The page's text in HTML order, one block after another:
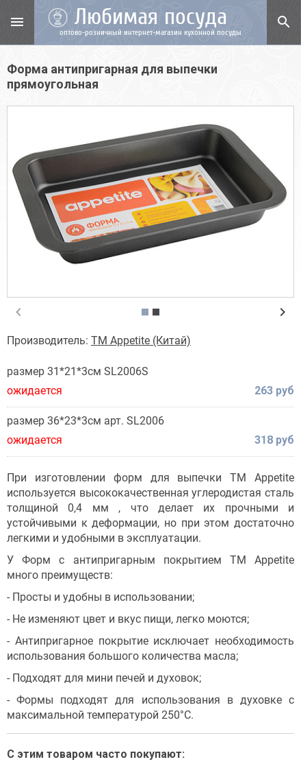
menu Любимая посуда
оптово-розничный интернет-магазин кухонной посуды
search
Форма антипригарная для выпечки
прямоугольная
chevron_left chevron_right
Производитель: TM Appetite (Китай)
размер 31*21*3см SL2006S
ожидается
263 руб
размер 36*23*3см арт. SL2006
ожидается
318 руб
При изготовлении форм для выпечки ТМ Appetite
используется высококачественная углеродистая сталь
толщиной 0,4 мм , что делает их прочными и
устойчивыми к деформации, но при этом достаточно
легкими и удобными в эксплуатации.
У Форм с антипригарным покрытием ТМ Appetite
много преимуществ:
- Просты и удобны в использовании;
- Не изменяют цвет и вкус пищи, легко моются;
- Антипригарное покрытие исключает необходимость
использования большого количества масла;
- Подходят для мини печей и духовок;
- Формы подходят для использования в духовке с
максимальной температурой 250°С.
С этим товаром часто покупают: